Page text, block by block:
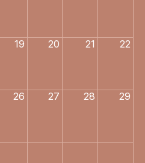
19 20 21 22
26 27 28 29